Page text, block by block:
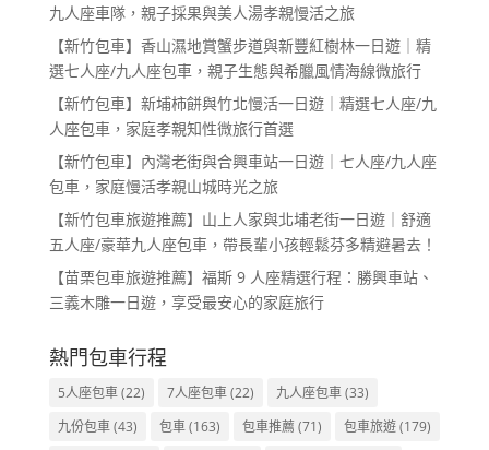
九人座車隊，親子採果與美人湯孝親慢活之旅
【新竹包車】香山濕地賞蟹步道與新豐紅樹林一日遊｜精
選七人座/九人座包車，親子生態與希臘風情海線微旅行
【新竹包車】新埔柿餅與竹北慢活一日遊｜精選七人座/九
人座包車，家庭孝親知性微旅行首選
【新竹包車】內灣老街與合興車站一日遊｜七人座/九人座
包車，家庭慢活孝親山城時光之旅
【新竹包車旅遊推薦】山上人家與北埔老街一日遊｜舒適
五人座/豪華九人座包車，帶長輩小孩輕鬆芬多精避暑去！
【苗栗包車旅遊推薦】福斯 9 人座精選行程：勝興車站、
三義木雕一日遊，享受最安心的家庭旅行
熱門包車行程
5人座包車(22) 7人座包車(22) 九人座包車(33)
九份包車(43) 包車(163) 包車推薦(71) 包車旅遊(179)